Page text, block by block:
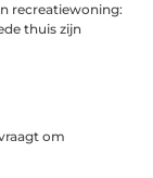
recreatiewoning:
thuis zijn
om